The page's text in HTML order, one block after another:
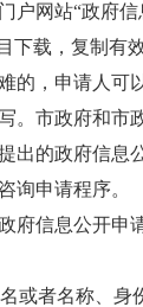
户网站“政府信
下载，复制有
的，申请人可
。市政府和市
出的政府信息
询申请程序。
府信息公开申
或者名称、身